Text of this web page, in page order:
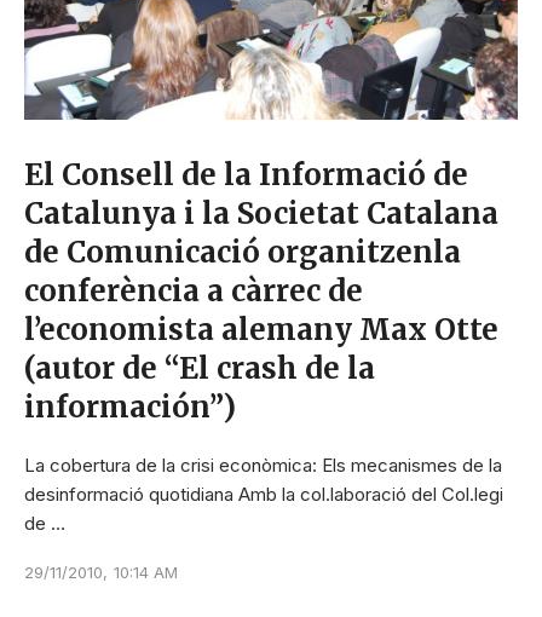
El Consell de la Informació de
Catalunya i la Societat Catalana
de Comunicació organitzenla
conferència a càrrec de
l’economista alemany Max Otte
(autor de “El crash de la
información”)
La cobertura de la crisi econòmica: Els mecanismes de la
desinformació quotidiana Amb la col.laboració del Col.legi
de …
29/11/2010, 10:14 AM